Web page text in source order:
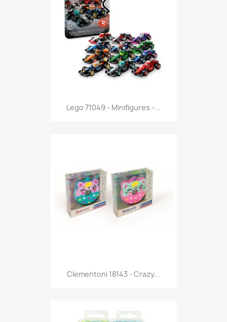
Anteprima
Lego 71049 - Minifigures -...
Anteprima
Clementoni 18143 - Crazy...